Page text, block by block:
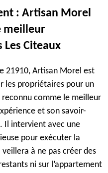
: Artisan Morel
meilleur
Citeaux
21910, Artisan Morel est
les propriétaires pour un
comme le meilleur
et son savoir-
Il intervient avec une
pour exécuter la
à ne pas créer des
ni sur l’appartement